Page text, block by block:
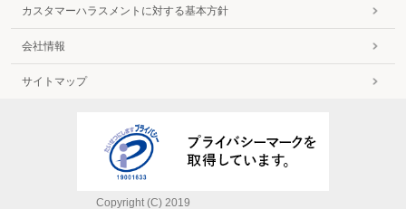
カスタマーハラスメントに対する基本方針
会社情報
サイトマップ
Copyright (C) 2019